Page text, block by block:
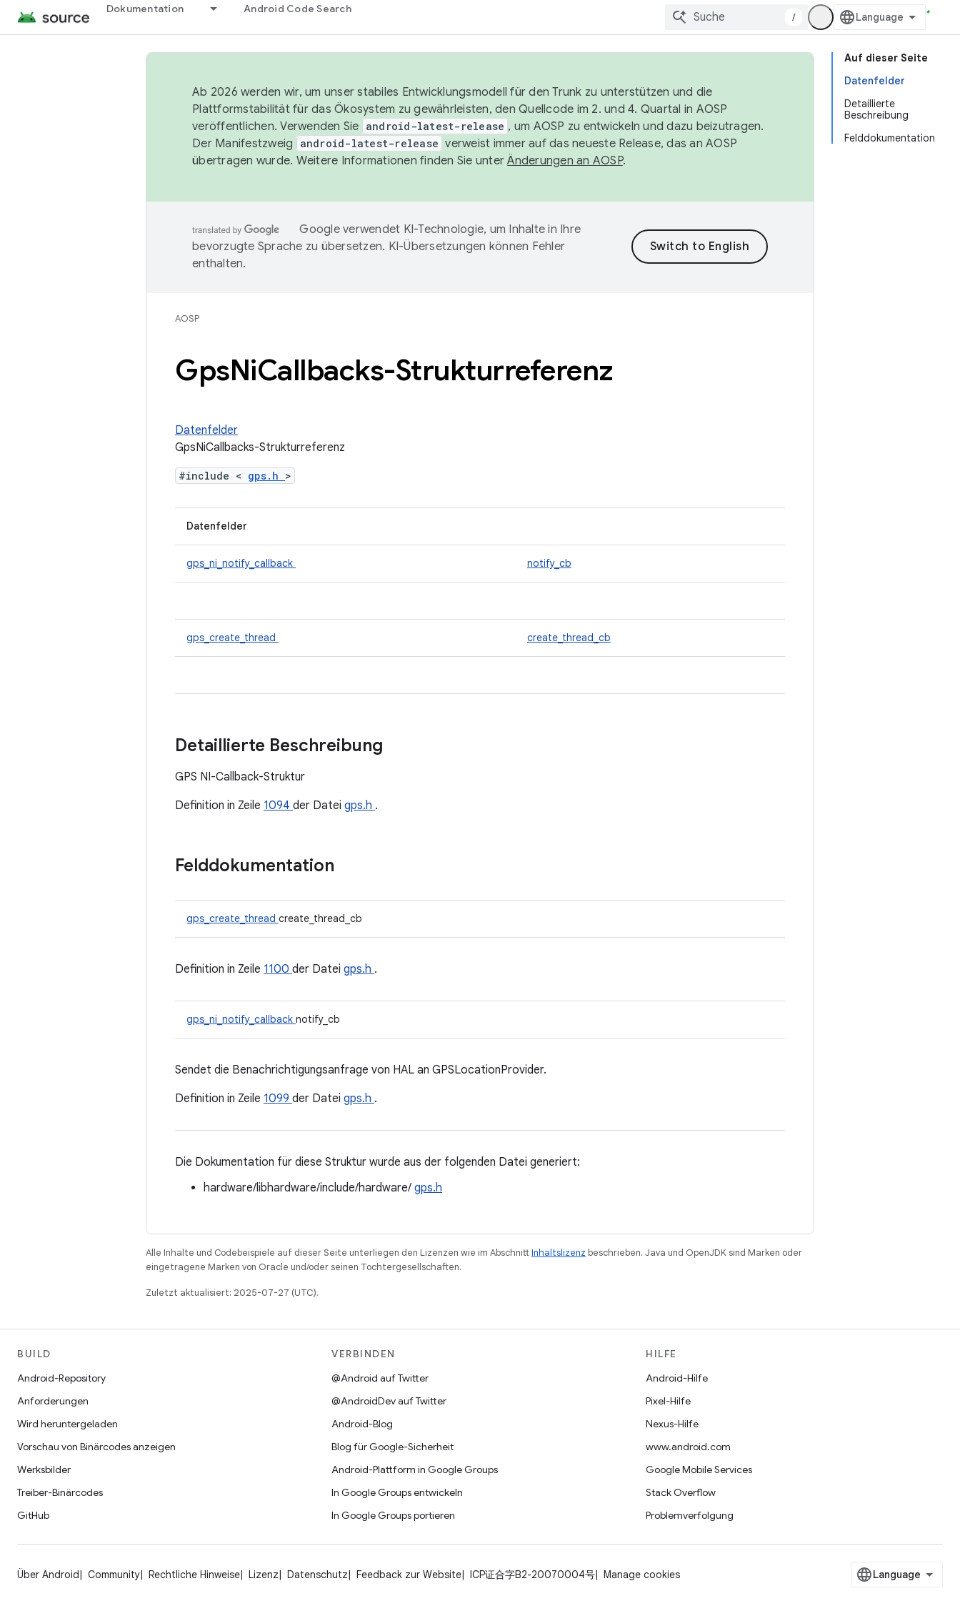
Dokumentation Android Code Search
/
Auf dieser Seite
Datenfelder
Detaillierte
Beschreibung
Felddokumentation
Ab 2026 werden wir, um unser stabiles Entwicklungsmodell für den Trunk zu unterstützen und die
Plattformstabilität für das Ökosystem zu gewährleisten, den Quellcode im 2. und 4. Quartal in AOSP
veröffentlichen. Verwenden Sie android-latest-release , um AOSP zu entwickeln und dazu beizutragen.
Der Manifestzweig
android-latest-release verweist immer auf das neueste Release, das an AOSP
übertragen wurde. Weitere Informationen finden Sie unterÄnderungen an AOSP.
Google verwendet KI-Technologie, um Inhalte in Ihre
bevorzugte Sprache zu übersetzen. KI-Übersetzungen können Fehler
enthalten.
AOSP
GpsNiCallbacks-Strukturreferenz
Datenfelder
GpsNiCallbacks-Strukturreferenz
#include < gps.h >
Datenfelder
gps_ni_notify_callback notify_cb
gps_create_thread create_thread_cb
Detaillierte Beschreibung
GPS NI-Callback-Struktur
Definition in Zeile 1094 der Datei gps.h .
Felddokumentation
gps_create_thread create_thread_cb
Definition in Zeile 1100 der Datei gps.h .
gps_ni_notify_callback notify_cb
Sendet die Benachrichtigungsanfrage von HAL an GPSLocationProvider.
Definition in Zeile 1099 der Datei gps.h .
Die Dokumentation für diese Struktur wurde aus der folgenden Datei generiert:
hardware/libhardware/include/hardware/ gps.h
Alle Inhalte und Codebeispiele auf dieser Seite unterliegen den Lizenzen wie im AbschnittInhaltslizenz beschrieben. Java und OpenJDK sind Marken oder
eingetragene Marken von Oracle und/oder seinen Tochtergesellschaften.
Zuletzt aktualisiert: 2025-07-27 (UTC).
BUILD
Android-Repository
Anforderungen
Wird heruntergeladen
Vorschau von Binärcodes anzeigen
Werksbilder
Treiber-Binärcodes
GitHub
VERBINDEN
@Android auf Twitter
@AndroidDev auf Twitter
Android-Blog
Blog für Google-Sicherheit
Android-Plattform in Google Groups
In Google Groups entwickeln
In Google Groups portieren
HILFE
Android-Hilfe
Pixel-Hilfe
Nexus-Hilfe
www.android.com
Google Mobile Services
Stack Overflow
Problemverfolgung
Über Android Community Rechtliche Hinweise Lizenz Datenschutz Feedback zur Website ICP证合字B2-20070004号 Manage cookies